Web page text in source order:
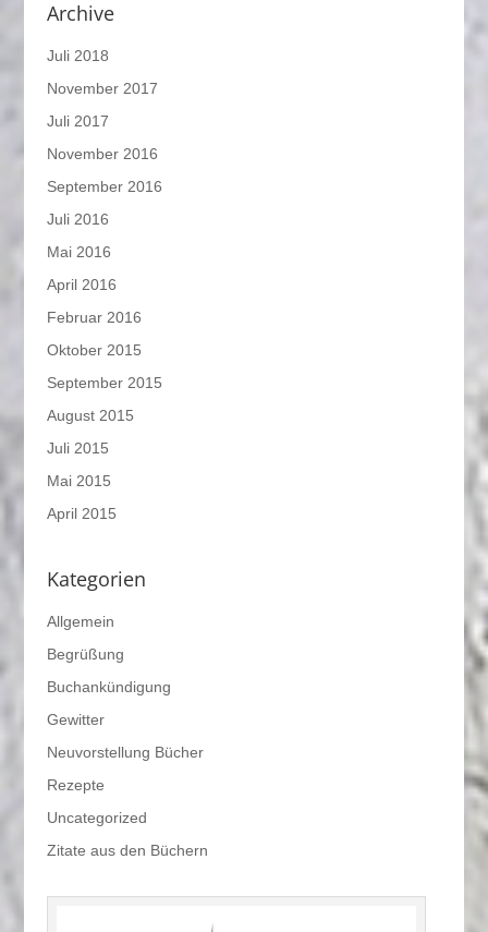
Archive
Juli 2018
November 2017
Juli 2017
November 2016
September 2016
Juli 2016
Mai 2016
April 2016
Februar 2016
Oktober 2015
September 2015
August 2015
Juli 2015
Mai 2015
April 2015
Kategorien
Allgemein
Begrüßung
Buchankündigung
Gewitter
Neuvorstellung Bücher
Rezepte
Uncategorized
Zitate aus den Büchern